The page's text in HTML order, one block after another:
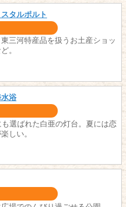
タルポルト
三河特産品を扱うお土産ショッ
。
浴
も選ばれた白亜の灯台。夏には恋
しい。